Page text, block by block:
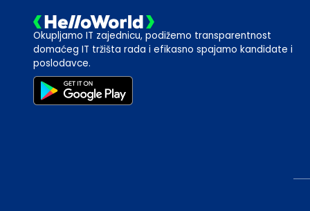
Okupljamo IT zajednicu, podižemo transparentnost
domaćeg IT tržišta rada i efikasno spajamo kandidate i
poslodavce.